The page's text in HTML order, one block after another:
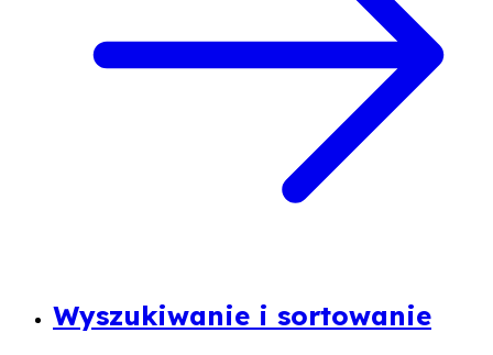
Wyszukiwanie i sortowanie